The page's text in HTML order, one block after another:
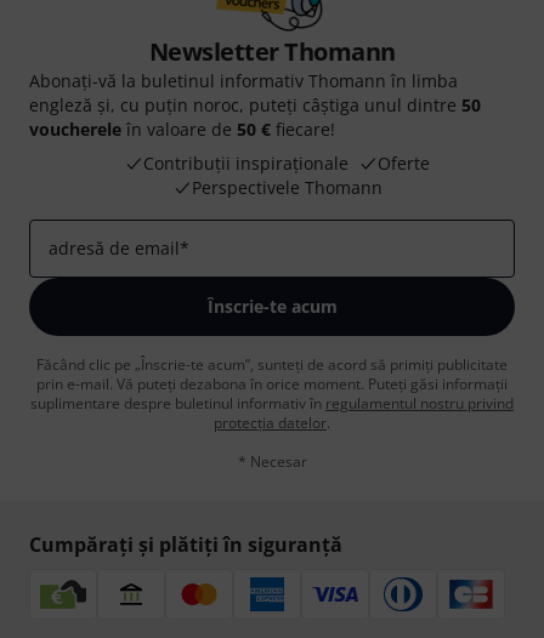
Newsletter Thomann
Abonați-vă la buletinul informativ Thomann în limba
engleză și, cu puțin noroc, puteți câștiga unul dintre 50
voucherele în valoare de 50 € fiecare!
Contribuții inspiraționale
Oferte
Perspectivele Thomann
adresă de email*
Înscrie-te acum
Făcând clic pe „Înscrie-te acum”, sunteți de acord să primiți publicitate
prin e-mail. Vă puteți dezabona în orice moment. Puteți găsi informații
suplimentare despre buletinul informativ în regulamentul nostru privind
protecția datelor.
* Necesar
Cumpărați și plătiți în siguranță